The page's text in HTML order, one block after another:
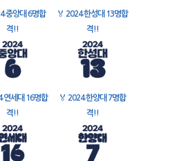
중앙대 6명합
격!!
🏅 2024 한성대 13명합
격!!
연세대 16명합
격!!
🏅 2024 한양대 7명합
격!!